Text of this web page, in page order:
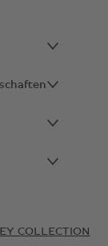
COLLECTION